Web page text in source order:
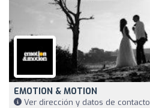
EMOTION & MOTION
Ver dirección y datos de contacto